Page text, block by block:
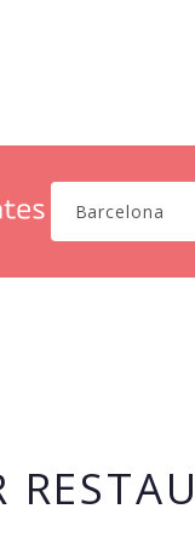
Barcelona